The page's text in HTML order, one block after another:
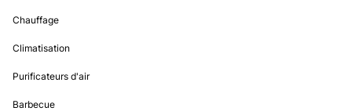
Chauffage
Climatisation
Purificateurs d'air
Barbecue